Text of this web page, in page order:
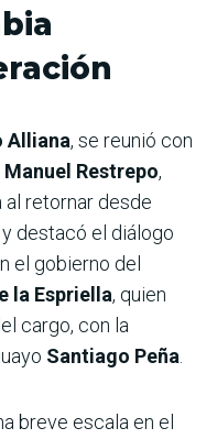
Alliana, se reunió con
Restrepo,
al retornar desde
destacó el diálogo
el gobierno del
la Espriella, quien
cargo, con la
Santiago Peña
breve escala en el